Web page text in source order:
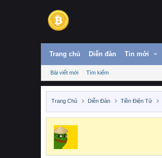
Trang chủ Diễn đàn Tin mới
Bài viết mới Tìm kiếm
Trang Chủ Diễn Đàn Tiền Điện Tử